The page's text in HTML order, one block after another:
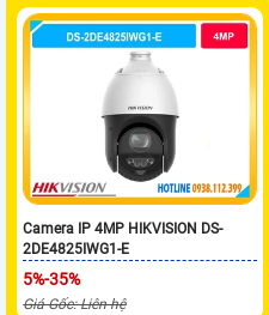
Camera IP 4MP HIKVISION DS-
2DE4825IWG1-E
5%-35%
Giá Gốc: Liên hệ